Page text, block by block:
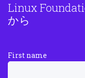
Linux
から
First name